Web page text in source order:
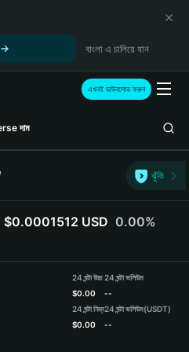
বাংলা এ চালিয়ে যান
এখনই ডাউনলোড করুন
দাম
ঝুঁকি
$0.0001512 USD 0.00%
24 ঘন্টা উচ্চ
$0.00
24 ঘন্টা নিম্ন
$0.00
24 ঘন্টা ভলিউম
--
24 ঘন্টা ভলিউম(USDT)
--